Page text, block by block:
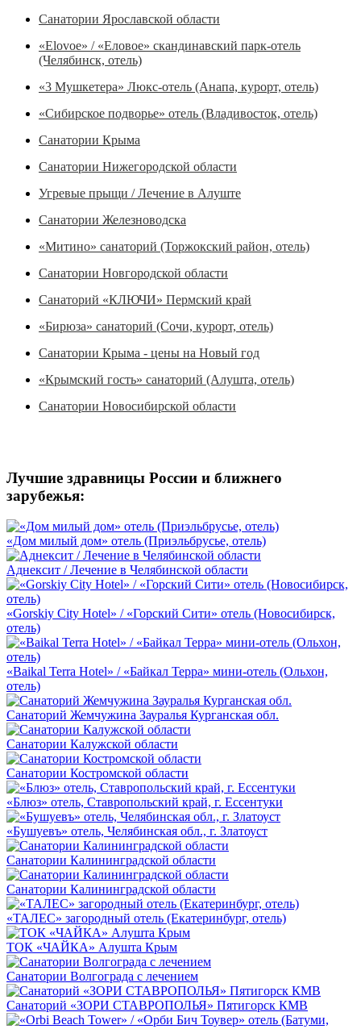
Санатории Ярославской области
«Elovoe» / «Еловое» скандинавский парк-отель
(Челябинск, отель)
«3 Мушкетера» Люкс-отель (Анапа, курорт, отель)
«Сибирское подворье» отель (Владивосток, отель)
Санатории Крыма
Санатории Нижегородской области
Угревые прыщи / Лечение в Алуште
Санатории Железноводска
«Митино» санаторий (Торжокский район, отель)
Санатории Новгородской области
Санаторий «КЛЮЧИ» Пермский край
«Бирюза» санаторий (Сочи, курорт, отель)
Санатории Крыма - цены на Новый год
«Крымский гость» санаторий (Алушта, отель)
Санатории Новосибирской области
Лучшие здравницы России и ближнего
зарубежья:
«Дом милый дом» отель (Приэльбрусье, отель)
Аднексит / Лечение в Челябинской области
«Gorskiy City Hotel» / «Горский Сити» отель (Новосибирск,
отель)
«Baikal Terra Hotel» / «Байкал Терра» мини-отель (Ольхон,
отель)
Санаторий Жемчужина Зауралья Курганская обл.
Санатории Калужской области
Санатории Костромской области
«Блюз» отель, Ставропольский край, г. Ессентуки
«Бушуевъ» отель, Челябинская обл., г. Златоуст
Санатории Калининградской области
Санатории Калининградской области
«ТАЛЕС» загородный отель (Екатеринбург, отель)
ТОК «ЧАЙКА» Алушта Крым
Санатории Волгограда с лечением
Санаторий «ЗОРИ СТАВРОПОЛЬЯ» Пятигорск КМВ